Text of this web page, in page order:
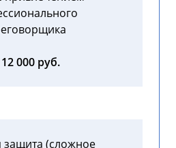
000 руб.
защита (сложное